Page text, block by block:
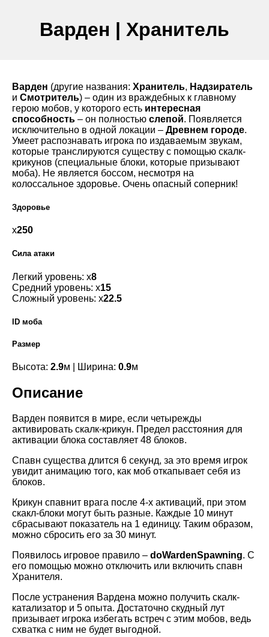
Варден | Хранитель
Варден (другие названия: Хранитель, Надзиратель
и Смотритель) – один из враждебных к главному
герою мобов, у которого есть интересная
способность – он полностью слепой. Появляется
исключительно в одной локации – Древнем городе.
Умеет распознавать игрока по издаваемым звукам,
которые транслируются существу с помощью скалк-
крикунов (специальные блоки, которые призывают
моба). Не является боссом, несмотря на
колоссальное здоровье. Очень опасный соперник!
Здоровье
х250
Сила атаки
Легкий уровень: х8
Средний уровень: х15
Сложный уровень: х22.5
ID моба
Размер
Высота: 2.9м | Ширина: 0.9м
Описание
Варден появится в мире, если четырежды
активировать скалк-крикун. Предел расстояния для
активации блока составляет 48 блоков.
Спавн существа длится 6 секунд, за это время игрок
увидит анимацию того, как моб откапывает себя из
блоков.
Крикун спавнит врага после 4-х активаций, при этом
скакл-блоки могут быть разные. Каждые 10 минут
сбрасывают показатель на 1 единицу. Таким образом,
можно сбросить его за 30 минут.
Появилось игровое правило – doWardenSpawning. С
его помощью можно отключить или включить спавн
Хранителя.
После устранения Вардена можно получить скалк-
катализатор и 5 опыта. Достаточно скудный лут
призывает игрока избегать встреч с этим мобов, ведь
схватка с ним не будет выгодной.